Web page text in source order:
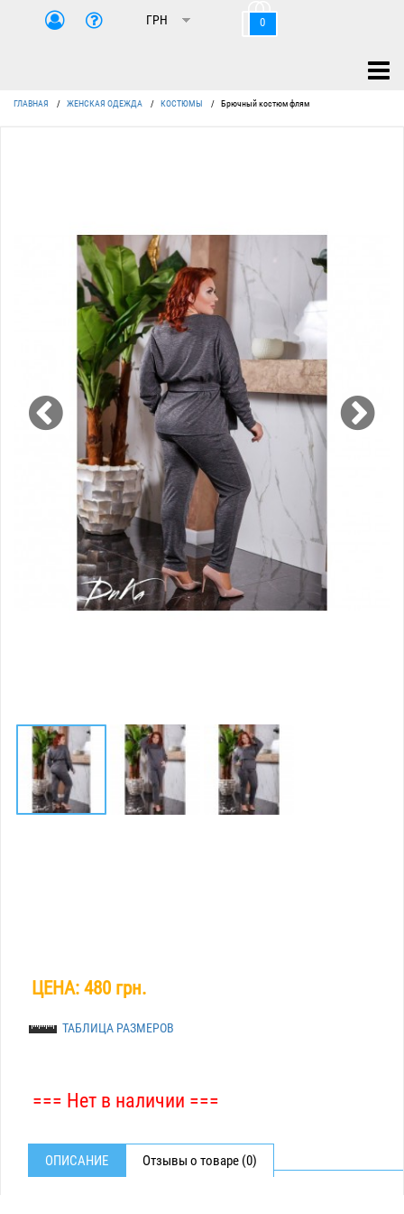
0
ГЛАВНАЯ / ЖЕНСКАЯ ОДЕЖДА / КОСТЮМЫ / Брючный костюм флям
ЦЕНА: 480 грн.
ТАБЛИЦА РАЗМЕРОВ
=== Нет в наличии ===
ОПИСАНИЕ Отзывы о товаре (0)